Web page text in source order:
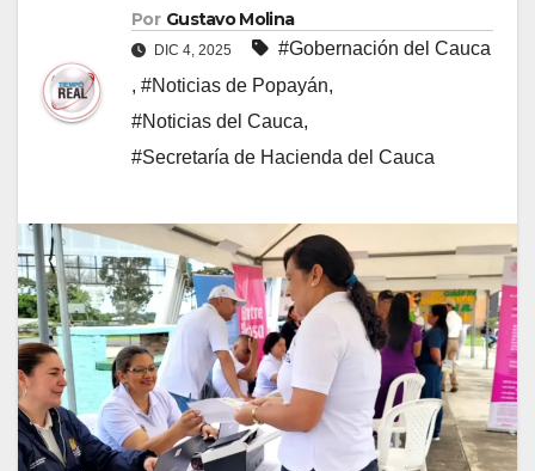
Por Gustavo Molina
DIC 4, 2025
#Gobernación del Cauca
, #Noticias de Popayán,
#Noticias del Cauca,
#Secretaría de Hacienda del Cauca